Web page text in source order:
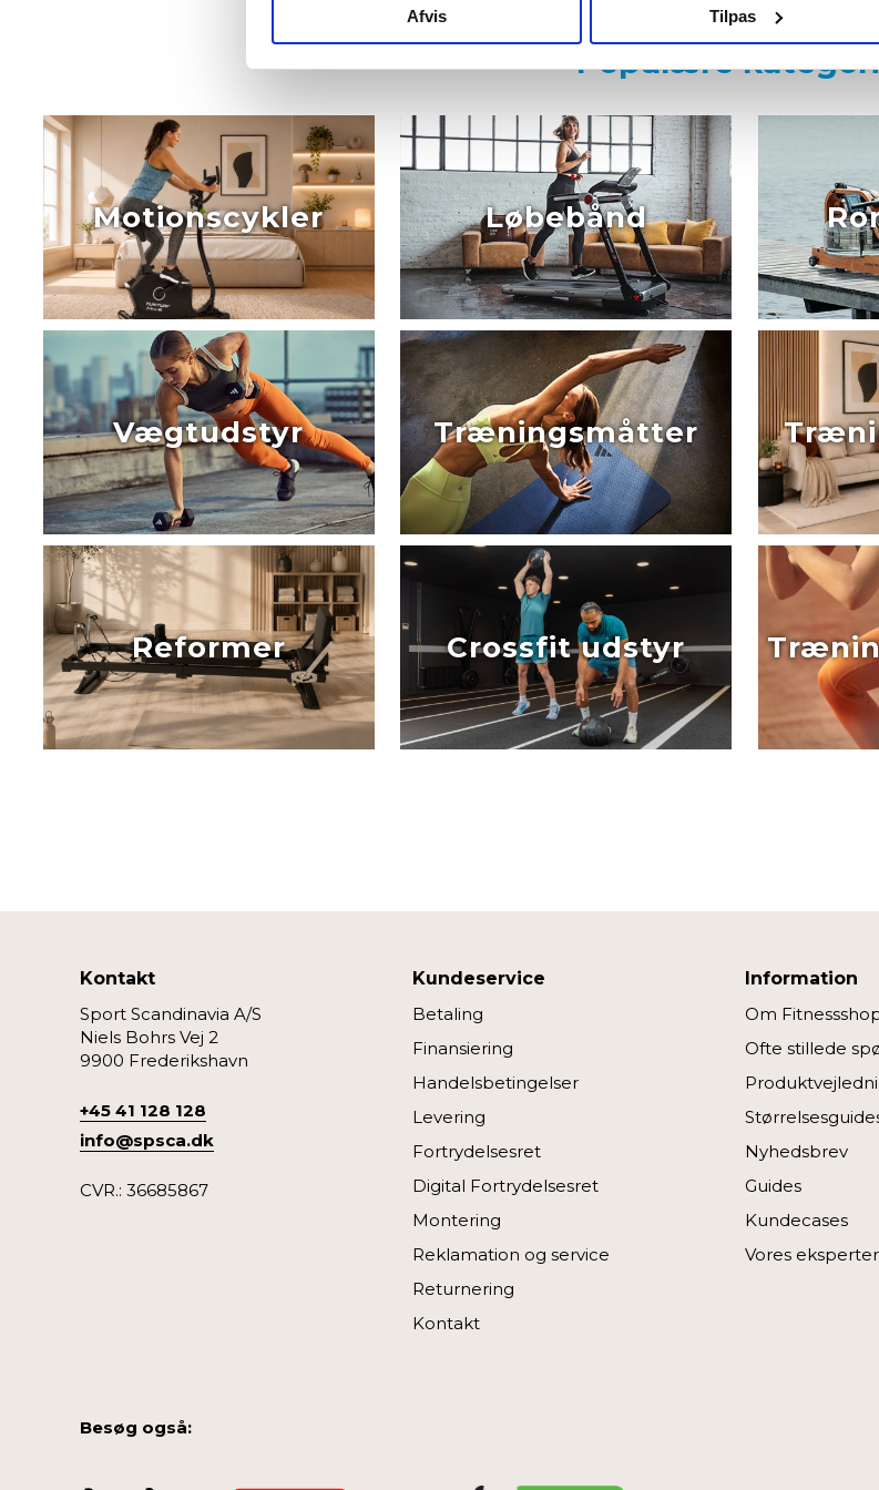
Afvis Tilpas
Populære
Motionscykler Løbebånd
Vægtudstyr Træningsmåtter
Reformer Crossfit udstyr
Kontakt
Sport Scandinavia A/S
Niels Bohrs Vej 2
9900 Frederikshavn
+45 41 128 128
info@spsca.dk
CVR.: 36685867
Kundeservice
Betaling
Finansiering
Handelsbetingelser
Levering
Fortrydelsesret
Digital Fortrydelsesret
Montering
Reklamation og service
Returnering
Kontakt
Information
Om
Ofte stillede
Nyhedsbrev
Guides
Kundecases
Vores eksperter
Besøg også: